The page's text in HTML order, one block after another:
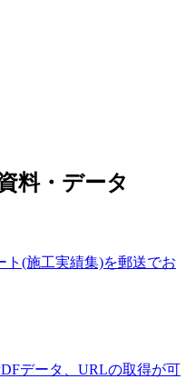
料・データ
ト(施工実績集)を郵送でお
データ、URLの取得が可